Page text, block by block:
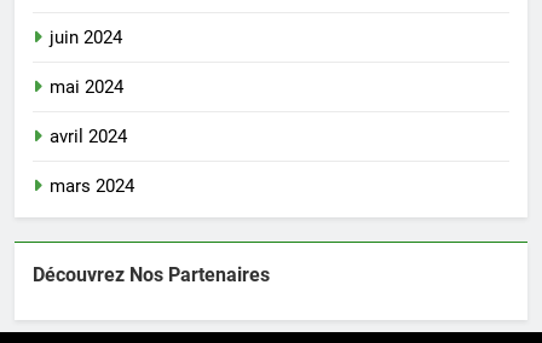
juin 2024
mai 2024
avril 2024
mars 2024
Découvrez Nos Partenaires